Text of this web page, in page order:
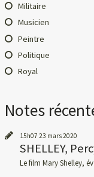
Militaire
Musicien
Peintre
Politique
Royal
Notes
15h07 23 mars 2020
SHELLEY,
Le film Mary Shelley,